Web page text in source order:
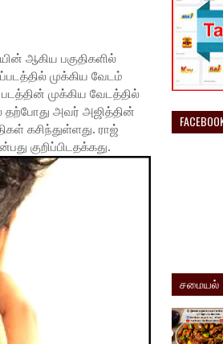
ஆகிய பகுதிகளில்
முக்கிய வேடம்
முக்கிய வேடத்தில்
தற்போது அவர் அஜித்தின்
கசிந்துள்ளது. ராஜ்
குறிப்பிடதக்கது.
சமையல்